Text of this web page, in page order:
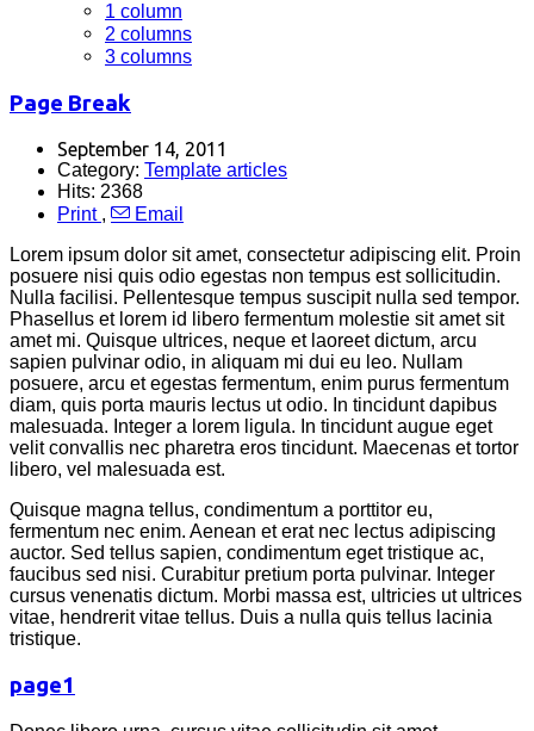
1 column
2 columns
3 columns
Page Break
September 14, 2011
Category: Template articles
Hits: 2368
Print ,
Email
Lorem ipsum dolor sit amet, consectetur adipiscing elit. Proin
posuere nisi quis odio egestas non tempus est sollicitudin.
Nulla facilisi. Pellentesque tempus suscipit nulla sed tempor.
Phasellus et lorem id libero fermentum molestie sit amet sit
amet mi. Quisque ultrices, neque et laoreet dictum, arcu
sapien pulvinar odio, in aliquam mi dui eu leo. Nullam
posuere, arcu et egestas fermentum, enim purus fermentum
diam, quis porta mauris lectus ut odio. In tincidunt dapibus
malesuada. Integer a lorem ligula. In tincidunt augue eget
velit convallis nec pharetra eros tincidunt. Maecenas et tortor
libero, vel malesuada est.
Quisque magna tellus, condimentum a porttitor eu,
fermentum nec enim. Aenean et erat nec lectus adipiscing
auctor. Sed tellus sapien, condimentum eget tristique ac,
faucibus sed nisi. Curabitur pretium porta pulvinar. Integer
cursus venenatis dictum. Morbi massa est, ultricies ut ultrices
vitae, hendrerit vitae tellus. Duis a nulla quis tellus lacinia
tristique.
page1